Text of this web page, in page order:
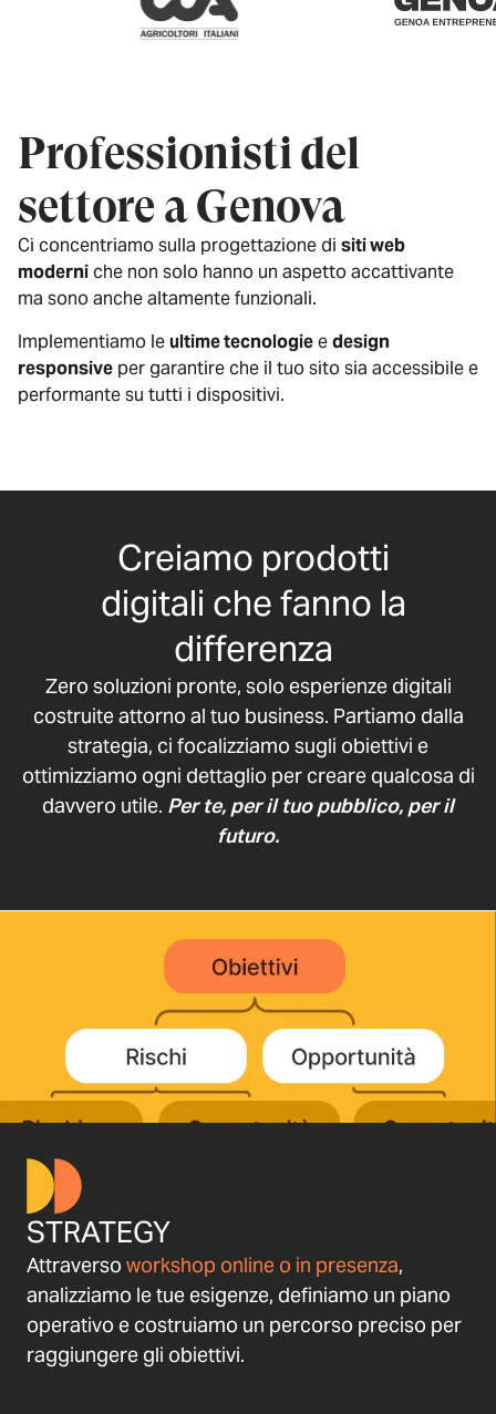
Professionisti del
settore a Genova
Ci concentriamo sulla progettazione di siti web
moderniche non solo hanno un aspetto accattivante
ma sono anche altamente funzionali.
Implementiamo leultime tecnologieedesign
responsive per garantire che il tuo sito sia accessibile e
performante su tutti i dispositivi.
Creiamo prodotti
digitali che fanno la
differenza
Zero soluzioni pronte, solo esperienze digitali
costruite attorno al tuo business. Partiamo dalla
strategia, ci focalizziamo sugli obiettivi e
ottimizziamo ogni dettaglio per creare qualcosa di
davvero utile. Per te, per il tuo pubblico, per il
futuro.
STRATEGY
Attraverso workshop online o in presenza,
analizziamo le tue esigenze, definiamo un piano
operativo e costruiamo un percorso preciso per
raggiungere gli obiettivi.